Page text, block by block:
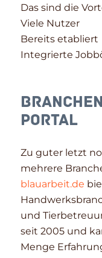
Das sind die
Viele Nutzer
Bereits etabliert
Integrierte
Portal
Zu guter letzt
mehrere
blauarbeit.de
und
seit 2005 und
Menge